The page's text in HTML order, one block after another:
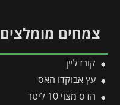
צמחים מומלצים
קורדליין
עץ אבוקדו האס
הדס מצוי 10 ליטר